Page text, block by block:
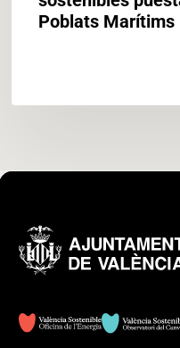
Poblats Marítims